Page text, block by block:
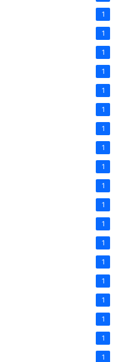
1
1
1
1
1
1
1
1
1
1
1
1
1
1
1
1
1
1
1